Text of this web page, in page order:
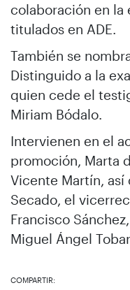
colaboración en la
titulados en ADE.
También se
Distinguido a la
quien cede el
Miriam Bódalo.
Intervienen en el
promoción, Marta
Vicente Martín,
Secado, el
Francisco
Miguel Ángel
COMPARTIR: